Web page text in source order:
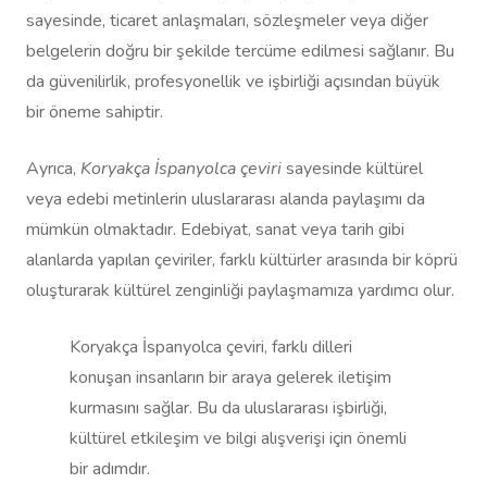
sayesinde, ticaret anlaşmaları, sözleşmeler veya diğer
belgelerin doğru bir şekilde tercüme edilmesi sağlanır. Bu
da güvenilirlik, profesyonellik ve işbirliği açısından büyük
bir öneme sahiptir.
Ayrıca, Koryakça İspanyolca çevirisayesinde kültürel
veya edebi metinlerin uluslararası alanda paylaşımı da
mümkün olmaktadır. Edebiyat, sanat veya tarih gibi
alanlarda yapılan çeviriler, farklı kültürler arasında bir köprü
oluşturarak kültürel zenginliği paylaşmamıza yardımcı olur.
Koryakça İspanyolca çeviri, farklı dilleri
konuşan insanların bir araya gelerek iletişim
kurmasını sağlar. Bu da uluslararası işbirliği,
kültürel etkileşim ve bilgi alışverişi için önemli
bir adımdır.